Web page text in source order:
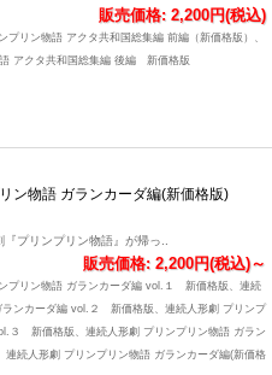
販売価格: 2,200円(税込)
プリン物語 アクタ共和国総集編 前編（新価格版）、
アクタ共和国総集編 後編 新価格版
ン物語 ガランカーダ編(新価格版)
プリンプリン物語』が帰っ..
販売価格: 2,200円(税込)～
プリン物語 ガランカーダ編 vol.１ 新価格版、連続
ランカーダ編 vol.２ 新価格版、連続人形劇 プリンプ
３ 新価格版、連続人形劇 プリンプリン物語 ガラン
続人形劇 プリンプリン物語 ガランカーダ編(新価格